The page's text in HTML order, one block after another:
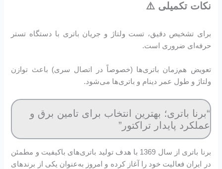
نکات تکمیلی ⚠️
برای تشخیص دقیق، تست ولتاژ و جریان باتری با دستگاه تستر
حرفه‌ای ضروری است.
تعویض هم‌زمان باتری‌ها (خصوصاً در اتصال سری) باعث توازن
ولتاژ و طول عمر دینام و باتری‌ها می‌شود.
“برنا باتری؛ بهترین انتخاب برای تامین برق و
عملکرد پایدار تراکتور”
برنا باتری از سال 1369 با هدف تولید باتری‌های باکیفیت و مطمئن
در ایران فعالیت خود را آغاز کرده و امروز به‌عنوان یکی از برندهای